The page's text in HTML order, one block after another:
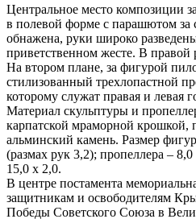
Центральное место композиции
в полевой форме с парашютом за
обнажена, руки широко
приветственном жесте. В
На втором плане, за фигурой
стилизованный трехлопастной
которому служат правая и левая
Материал скульптуры и
карпатской мраморной крошкой,
альминский камень. Размер
(размах рук 3,2); пропеллера –
15,0 х 2,0.
В центре постамента
защитникам и освободителям
Победы Советского Союза в